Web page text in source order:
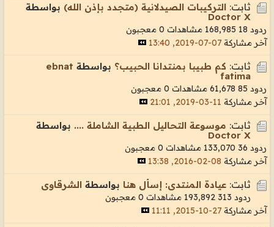
ثابت: التركيبات الصيدلانية (متجدد بإذن الله) بواسطة
Doctor X
ردود 18 168,985 مشاهدات
0 معجبون
آخر مشاركة 07-07-2019, 13:40
ثابت: كم طبيبا بمنتدانا الحبيب؟ بواسطة ebnat
fatima
ردود 85 61,678 مشاهدات
0 معجبون
آخر مشاركة 11-03-2019, 21:01
ثابت: موسوعة التحاليل الطبية الشاملة .... بواسطة
Doctor X
ردود 36 133,070 مشاهدات
0 معجبون
آخر مشاركة 08-02-2016, 13:38
ثابت: عيادة المنتدى: إسأل هنا بواسطة الشرقاوى
ردود 313 193,892 مشاهدات
0 معجبون
آخر مشاركة 27-10-2015, 11:11